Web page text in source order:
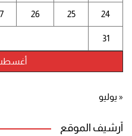
أغسطس
24
25
26
31
« يوليو
أرشيف الموقع